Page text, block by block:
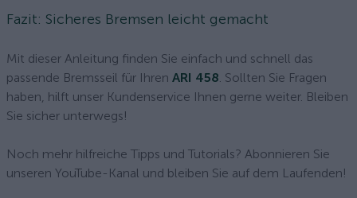
Fazit: Sicheres Bremsen leicht gemacht
Mit dieser Anleitung finden Sie einfach und schnell das
passende Bremsseil für Ihren ARI 458. Sollten Sie Fragen
haben, hilft unser Kundenservice Ihnen gerne weiter. Bleiben
Sie sicher unterwegs!
Noch mehr hilfreiche Tipps und Tutorials? Abonnieren Sie
unseren YouTube-Kanal und bleiben Sie auf dem Laufenden!